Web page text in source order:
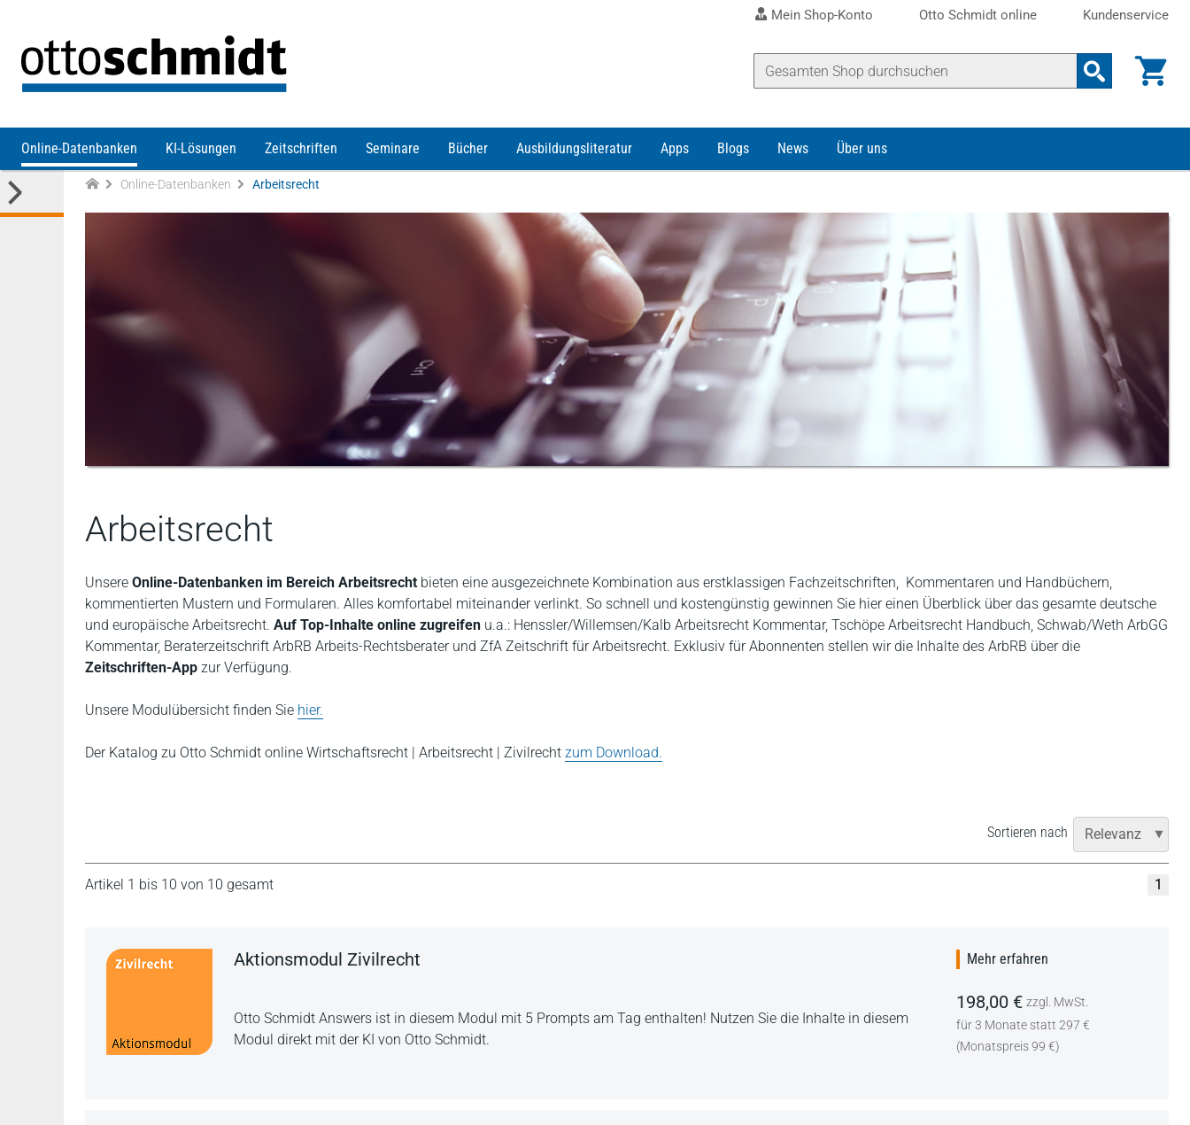
Mein Shop-Konto Otto Schmidt online Kundenservice
Online-Datenbanken KI-Lösungen Zeitschriften Seminare Bücher Ausbildungsliteratur Apps Blogs News Über uns
Online-Datenbanken Arbeitsrecht
Arbeitsrecht
Unsere Online-Datenbanken im Bereich Arbeitsrecht bieten eine ausgezeichnete Kombination aus erstklassigen Fachzeitschriften, Kommentaren und Handbüchern,
kommentierten Mustern und Formularen. Alles komfortabel miteinander verlinkt. So schnell und kostengünstig gewinnen Sie hier einen Überblick über das gesamte deutsche
und europäische Arbeitsrecht. Auf Top-Inhalte online zugreifen u.a.: Henssler/Willemsen/Kalb Arbeitsrecht Kommentar, Tschöpe Arbeitsrecht Handbuch, Schwab/Weth ArbGG
Kommentar, Beraterzeitschrift ArbRB Arbeits-Rechtsberater und ZfA Zeitschrift für Arbeitsrecht. Exklusiv für Abonnenten stellen wir die Inhalte des ArbRB über die
Zeitschriften-App zur Verfügung.
Unsere Modulübersicht finden Sie hier.
Der Katalog zu Otto Schmidt online Wirtschaftsrecht | Arbeitsrecht | Zivilrecht zum Download.
Sortieren nach
Artikel 1 bis 10 von 10 gesamt 1
Aktionsmodul Zivilrecht
Otto Schmidt Answers ist in diesem Modul mit 5 Prompts am Tag enthalten! Nutzen Sie die Inhalte in diesem
Modul direkt mit der KI von Otto Schmidt.
Mehr erfahren
198,00 € zzgl. MwSt.
für 3 Monate statt 297 €
(Monatspreis 99 €)